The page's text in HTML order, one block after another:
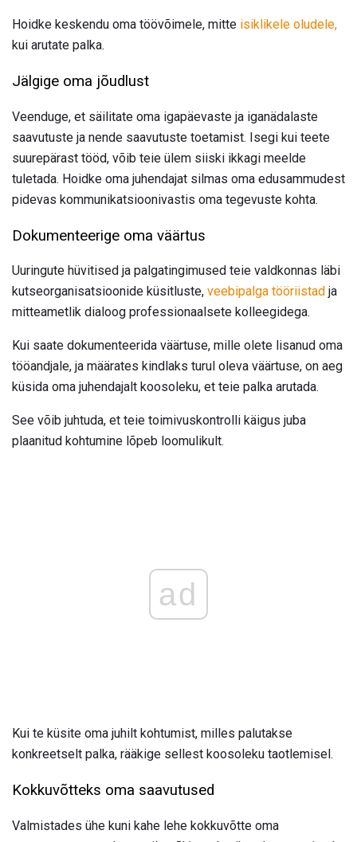
Hoidke keskendu oma töövõimele, mitte isiklikele oludele,
kui arutate palka.
Jälgige oma jõudlust
Veenduge, et säilitate oma igapäevaste ja iganädalaste
saavutuste ja nende saavutuste toetamist. Isegi kui teete
suurepärast tööd, võib teie ülem siiski ikkagi meelde
tuletada. Hoidke oma juhendajat silmas oma edusammudest
pidevas kommunikatsioonivastis oma tegevuste kohta.
Dokumenteerige oma väärtus
Uuringute hüvitised ja palgatingimused teie valdkonnas läbi
kutseorganisatsioonide küsitluste, veebipalga tööriistad ja
mitteametlik dialoog professionaalsete kolleegidega.
Kui saate dokumenteerida väärtuse, mille olete lisanud oma
tööandjale, ja määrates kindlaks turul oleva väärtuse, on aeg
küsida oma juhendajalt koosoleku, et teie palka arutada.
See võib juhtuda, et teie toimivuskontrolli käigus juba
plaanitud kohtumine lõpeb loomulikult.
ad
Kui te küsite oma juhilt kohtumist, milles palutakse
konkreetselt palka, rääkige sellest koosoleku taotlemisel.
Kokkuvõtteks oma saavutused
Valmistades ühe kuni kahe lehe kokkuvõtte oma